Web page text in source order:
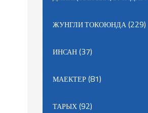
ЖУНГЛИ ТОКОЮНДА(229)
ИНСАН(37)
МАЕКТЕР(81)
ТАРЫХ(92)